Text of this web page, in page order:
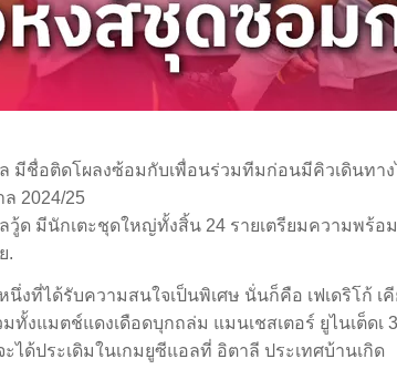
ล มีชื่อติดโผลงซ้อมกับเพื่อนร่วมทีมก่อนมีคิวเดินทา
2024/25
ด มีนักเตะชุดใหญ่ทั้งสิ้น 24 รายเตรียมความพร้อ
.
งที่ได้รับความสนใจเป็นพิเศษ นั่นก็คือ เฟเดริโก้ เ
ทั้งแมตช์แดงเดือดบุกถล่ม แมนเชสเตอร์ ยูไนเต็ด
ได้ประเดิมในเกมยูซีแอลที่ อิตาลี ประเทศบ้านเกิด